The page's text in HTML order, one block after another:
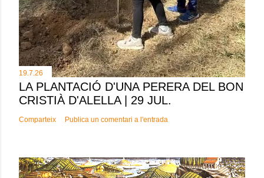
19.7.26
LA PLANTACIÓ D'UNA PERERA DEL BON
CRISTIÀ D'ALELLA | 29 JUL.
Comparteix Publica un comentari a l'entrada